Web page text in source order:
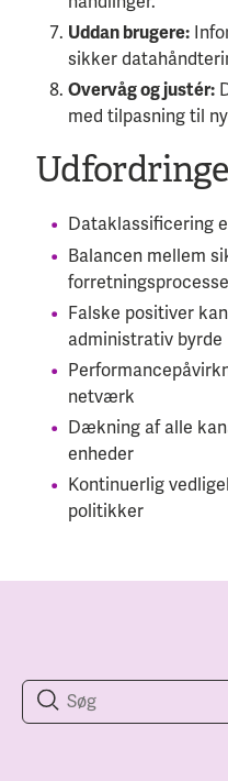
Uddan brugere:
sikker
Overvåg og justér:
med tilpasning til
Dataklassificering
Balancen mellem
Falske positiver
administrativ byrde
netværk
Dækning af alle
enheder
Kontinuerlig
politikker